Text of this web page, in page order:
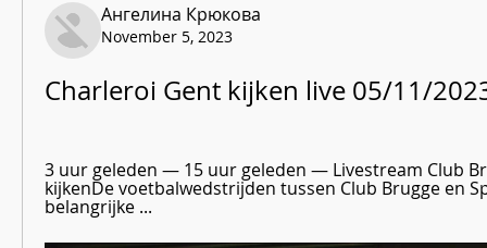
Ангелина Крюкова
November 5, 2023
Charleroi Gent kijken live 05/11/
3 uur geleden — 15 uur geleden — Livestream Club
kijkenDe voetbalwedstrijden tussen Club Brugge en
belangrijke ...